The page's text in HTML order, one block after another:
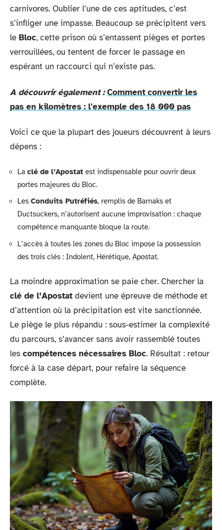
carnivores. Oublier l’une de ces aptitudes, c’est
s’infliger une impasse. Beaucoup se précipitent vers
le Bloc, cette prison où s’entassent pièges et portes
verrouillées, ou tentent de forcer le passage en
espérant un raccourci qui n’existe pas.
A découvrir également : Comment convertir les
pas en kilomètres : l'exemple des 18 000 pas
Voici ce que la plupart des joueurs découvrent à leurs
dépens :
La clé de l’Apostat est indispensable pour ouvrir deux
portes majeures du Bloc.
Les Conduits Putréfiés, remplis de Barnaks et
Ductsuckers, n’autorisent aucune improvisation : chaque
compétence manquante bloque la route.
L’accès à toutes les zones du Bloc impose la possession
des trois clés : Indolent, Hérétique, Apostat.
La moindre approximation se paie cher. Chercher la
clé de l’Apostat devient une épreuve de méthode et
d’attention où la précipitation est vite sanctionnée.
Le piège le plus répandu : sous-estimer la complexité
du parcours, s’avancer sans avoir rassemblé toutes
les compétences nécessaires Bloc. Résultat : retour
forcé à la case départ, pour refaire la séquence
complète.